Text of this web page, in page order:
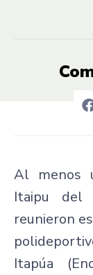
Al menos
Itaipu del
reunieron
Itapúa